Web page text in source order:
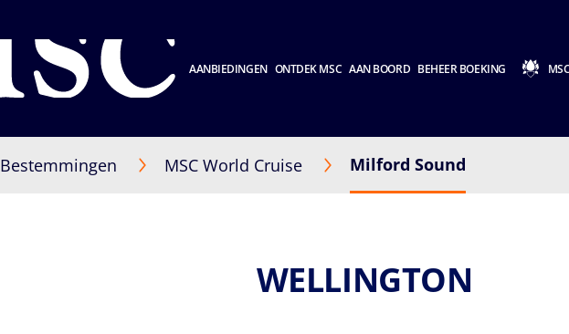
AANBIEDINGEN ONTDEK MSC AAN BOORD BEHEER BOEKING
Bestemmingen MSC World Cruise Milford Sound
WELLINGTON